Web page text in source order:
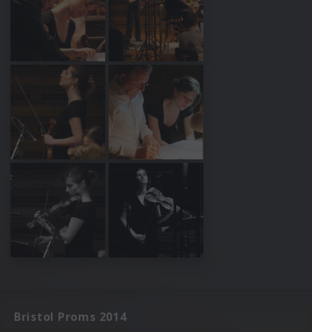
Bristol Proms 2014